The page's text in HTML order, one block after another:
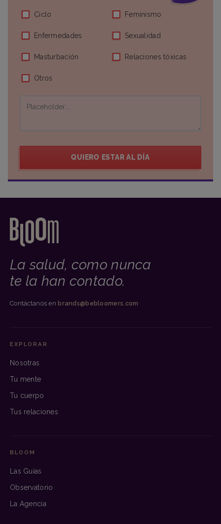
Ciclo Feminismo
Enfermedades Sexualidad
Masturbación Relaciones tóxicas
Otros
QUIERO ESTAR AL DÍA
La salud, como nunca
te la han contado.
Contáctanos en brands@bebloomers.com
EXPLORAR
Nosotras
Tu mente
Tu cuerpo
Tus relaciones
BLOOM
Las Guías
Observatorio
La Agencia